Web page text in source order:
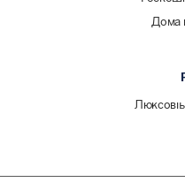
Дома